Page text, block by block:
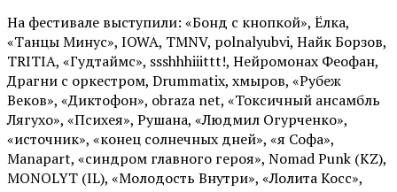
На фестивале выступили: «Бонд с кнопкой», Ёлка,
«Танцы Минус», IOWA, TMNV, polnalyubvi, Найк Борзов,
TRITIA, «Гудтаймс», ssshhhiiittt!, Нейромонах Феофан,
Драгни с оркестром, Drummatix, хмыров, «Рубеж
Веков», «Диктофон», obraza net, «Токсичный ансамбль
Лягухо», «Психея», Рушана, «Людмил Огурченко»,
«источник», «конец солнечных дней», «я Софа»,
Manapart, «синдром главного героя», Nomad Punk (KZ),
MONOLYT (IL), «Молодость Внутри», «Лолита Косс»,